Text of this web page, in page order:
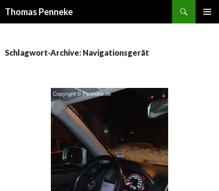
Thomas Penneke
Schlagwort-Archive: Navigationsgerät